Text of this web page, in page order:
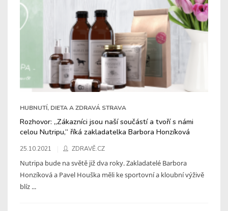
HUBNUTÍ, DIETA A ZDRAVÁ STRAVA
Rozhovor: „Zákazníci jsou naší součástí a tvoří s námi
celou Nutripu,“ říká zakladatelka Barbora Honzíková
25.10.2021 ZDRAVĚ.CZ
Nutripa bude na světě již dva roky. Zakladatelé Barbora
Honzíková a Pavel Houška měli ke sportovní a kloubní výživě
blíz ...